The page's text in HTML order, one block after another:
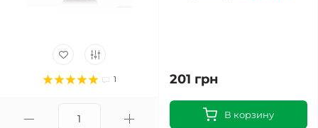
1 201 грн
В корзину